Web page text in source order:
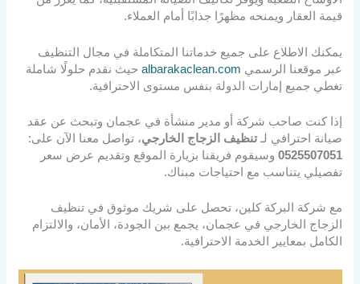
قيمة العقار ويمنحه مظهرًا جذابًا أمام العملاء.
يمكنك الاطلاع على جميع خدماتنا المتكاملة في مجال التنظيف
عبر موقعنا الرسمي albarakaclean.com حيث نقدم حلولًا شاملة
تغطي جميع إمارات الدولة بنفس مستوى الاحترافية.
إذا كنت صاحب شركة أو مدير منشأة في عجمان وتبحث عن عقد
صيانة احترافي لـتنظيف الزجاج الخارجي، تواصل معنا الآن على:
0525507051 وسيقوم فريقنا بزيارة الموقع وتقديم عرض سعر
تفصيلي يتناسب مع احتياجات مبناك.
مع شركة البركة كلين، تحصل على شريك موثوق في تنظيف
الزجاج الخارجي في عجمان، يجمع بين الجودة، الأمان، والالتزام
الكامل بمعايير الخدمة الاحترافية.